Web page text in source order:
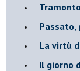
Tramonto
La virtù
Il giorno